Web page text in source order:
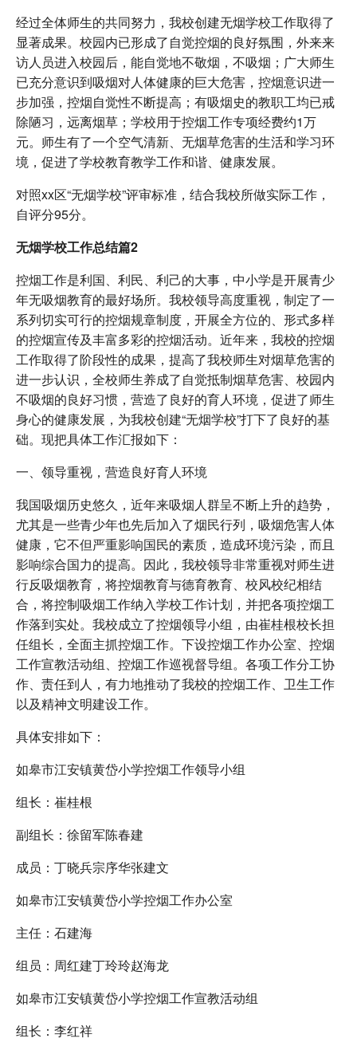
经过全体师生的共同努力，我校创建无烟学校工作取得了
显著成果。校园内已形成了自觉控烟的良好氛围，外来来
访人员进入校园后，能自觉地不敬烟，不吸烟；广大师生
已充分意识到吸烟对人体健康的巨大危害，控烟意识进一
步加强，控烟自觉性不断提高；有吸烟史的教职工均已戒
除陋习，远离烟草；学校用于控烟工作专项经费约1万
元。师生有了一个空气清新、无烟草危害的生活和学习环
境，促进了学校教育教学工作和谐、健康发展。
对照xx区“无烟学校”评审标准，结合我校所做实际工作，
自评分95分。
无烟学校工作总结篇2
控烟工作是利国、利民、利己的大事，中小学是开展青少
年无吸烟教育的最好场所。我校领导高度重视，制定了一
系列切实可行的控烟规章制度，开展全方位的、形式多样
的控烟宣传及丰富多彩的控烟活动。近年来，我校的控烟
工作取得了阶段性的成果，提高了我校师生对烟草危害的
进一步认识，全校师生养成了自觉抵制烟草危害、校园内
不吸烟的良好习惯，营造了良好的育人环境，促进了师生
身心的健康发展，为我校创建“无烟学校”打下了良好的基
础。现把具体工作汇报如下：
一、领导重视，营造良好育人环境
我国吸烟历史悠久，近年来吸烟人群呈不断上升的趋势，
尤其是一些青少年也先后加入了烟民行列，吸烟危害人体
健康，它不但严重影响国民的素质，造成环境污染，而且
影响综合国力的提高。因此，我校领导非常重视对师生进
行反吸烟教育，将控烟教育与德育教育、校风校纪相结
合，将控制吸烟工作纳入学校工作计划，并把各项控烟工
作落到实处。我校成立了控烟领导小组，由崔桂根校长担
任组长，全面主抓控烟工作。下设控烟工作办公室、控烟
工作宣教活动组、控烟工作巡视督导组。各项工作分工协
作、责任到人，有力地推动了我校的控烟工作、卫生工作
以及精神文明建设工作。
具体安排如下：
如皋市江安镇黄岱小学控烟工作领导小组
组长：崔桂根
副组长：徐留军陈春建
成员：丁晓兵宗序华张建文
如皋市江安镇黄岱小学控烟工作办公室
主任：石建海
组员：周红建丁玲玲赵海龙
如皋市江安镇黄岱小学控烟工作宣教活动组
组长：李红祥